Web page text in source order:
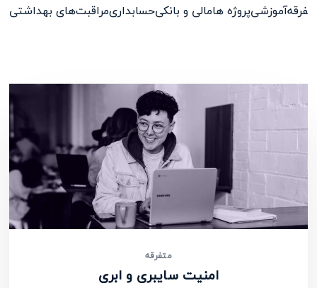
آموزشیپروژه هامالی و بانکیحسابداریمراقبت‌های بهداشتی
متفرقه
امنیت سایبری و ابری